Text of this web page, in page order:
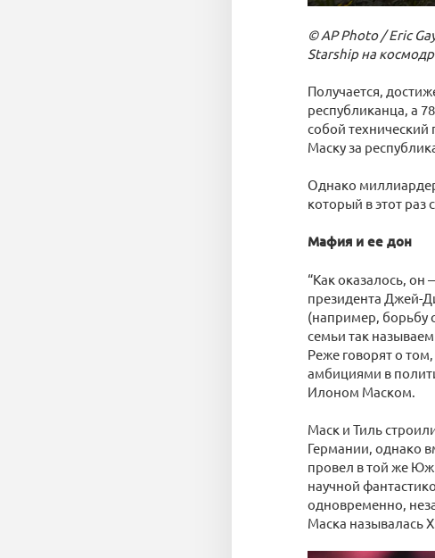
© AP Photo / Eric
Starship на
Получается,
республиканца, а
собой
Маску за
Однако
который в этот раз
Мафия и ее дон
“Как оказалось,
президента Джей-
(например, борьбу
семьи так
Реже говорят о
амбициями в
Илоном Маском.
Маск и Тиль
Германии, однако
провел в той же
научной
одновременно,
Маска называлась